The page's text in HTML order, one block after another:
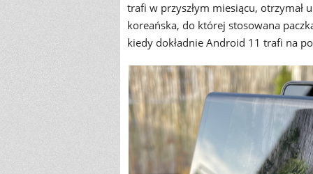
trafi w przyszłym miesiącu, otrzymał
koreańska, do której stosowana
kiedy dokładnie Android 11 trafi na